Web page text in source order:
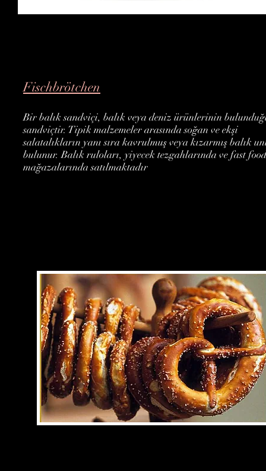
Fischbrötchen
Bir balık sandviçi, balık veya deniz ürünlerinin
sandviçtir. Tipik malzemeler arasında soğan ve ekşi
salatalıkların yanı sıra kavrulmuş veya kızarmış balık
bulunur. Balık ruloları, yiyecek tezgahlarında ve fast food
mağazalarında satılmaktadır